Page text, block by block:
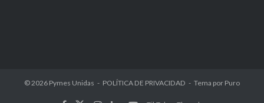
© 2026 Pymes Unidas POLÍTICA DE PRIVACIDAD Tema por Puro